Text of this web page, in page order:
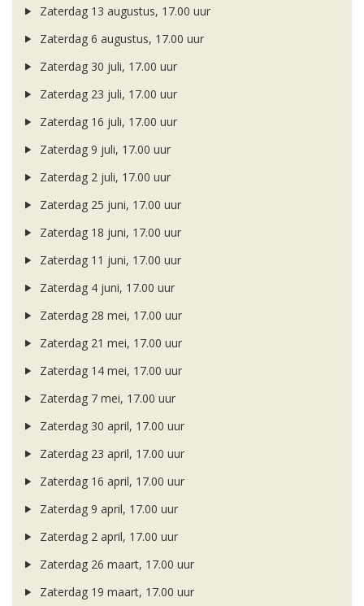
Zaterdag 13 augustus, 17.00 uur
Zaterdag 6 augustus, 17.00 uur
Zaterdag 30 juli, 17.00 uur
Zaterdag 23 juli, 17.00 uur
Zaterdag 16 juli, 17.00 uur
Zaterdag 9 juli, 17.00 uur
Zaterdag 2 juli, 17.00 uur
Zaterdag 25 juni, 17.00 uur
Zaterdag 18 juni, 17.00 uur
Zaterdag 11 juni, 17.00 uur
Zaterdag 4 juni, 17.00 uur
Zaterdag 28 mei, 17.00 uur
Zaterdag 21 mei, 17.00 uur
Zaterdag 14 mei, 17.00 uur
Zaterdag 7 mei, 17.00 uur
Zaterdag 30 april, 17.00 uur
Zaterdag 23 april, 17.00 uur
Zaterdag 16 april, 17.00 uur
Zaterdag 9 april, 17.00 uur
Zaterdag 2 april, 17.00 uur
Zaterdag 26 maart, 17.00 uur
Zaterdag 19 maart, 17.00 uur